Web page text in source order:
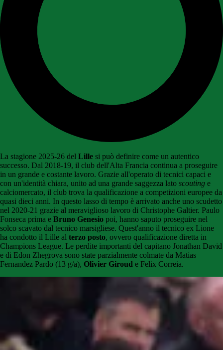
La stagione 2025-26 del Lille si può definire come un autentico
successo. Dal 2018-19, il club dell'Alta Francia continua a proseguire
in un grande e costante lavoro. Grazie all'operato di tecnici capaci e
con un'identità chiara, unito ad una grande saggezza lato scouting e
calciomercato, il club trova la qualificazione a competizioni europee da
quasi dieci anni. In questo lasso di tempo è arrivato anche uno scudetto
nel 2020-21 grazie al meraviglioso lavoro di Christophe Galtier. Paulo
Fonseca prima e Bruno Genesio poi, hanno saputo proseguire nel
solco scavato dal tecnico marsigliese. Quest'anno il tecnico ex Lione
ha condotto il Lille al terzo posto, ovvero qualificazione diretta in
Champions League. Le perdite importanti del capitano Jonathan David
e di Edon Zhegrova sono state parzialmente colmate da Matias
Fernandez Pardo (13 g/a), Olivier Giroud e Felix Correia.